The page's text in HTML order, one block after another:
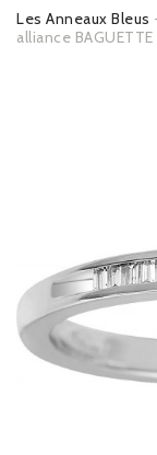
Les Anneaux Bleus
alliance